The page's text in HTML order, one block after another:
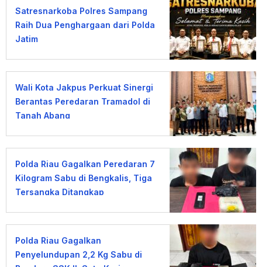
Satresnarkoba Polres Sampang
Raih Dua Penghargaan dari Polda
Jatim
Wali Kota Jakpus Perkuat Sinergi
Berantas Peredaran Tramadol di
Tanah Abang
Polda Riau Gagalkan Peredaran 7
Kilogram Sabu di Bengkalis, Tiga
Tersangka Ditangkap
Polda Riau Gagalkan
Penyelundupan 2,2 Kg Sabu di